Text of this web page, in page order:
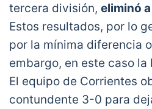
tercera división, eliminó
Estos resultados, por lo
por la mínima diferencia
embargo, en este caso
El equipo de Corrientes
contundente 3-0 para